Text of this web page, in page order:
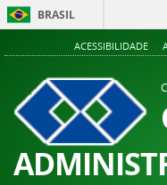
BRASIL
ACESSIBILIDADE